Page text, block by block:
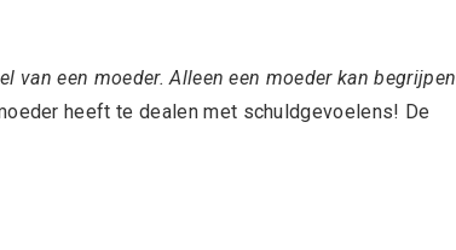
van een moeder. Alleen een moeder kan begrijpen
heeft te dealen met schuldgevoelens! De